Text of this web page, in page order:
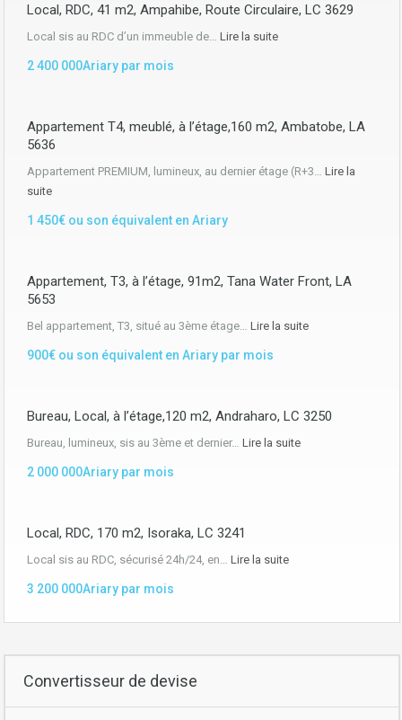
Local, RDC, 41 m2, Ampahibe, Route Circulaire, LC 3629
Local sis au RDC d’un immeuble de… Lire la suite
2 400 000Ariary par mois
Appartement T4, meublé, à l’étage,160 m2, Ambatobe, LA
5636
Appartement PREMIUM, lumineux, au dernier étage (R+3… Lire la
suite
1 450€ ou son équivalent en Ariary
Appartement, T3, à l’étage, 91m2, Tana Water Front, LA
5653
Bel appartement, T3, situé au 3ème étage… Lire la suite
900€ ou son équivalent en Ariary par mois
Bureau, Local, à l’étage,120 m2, Andraharo, LC 3250
Bureau, lumineux, sis au 3ème et dernier… Lire la suite
2 000 000Ariary par mois
Local, RDC, 170 m2, Isoraka, LC 3241
Local sis au RDC, sécurisé 24h/24, en… Lire la suite
3 200 000Ariary par mois
Convertisseur de devise